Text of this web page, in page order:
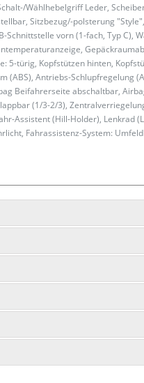
Wählhebelgriff Leder,
Sitzbezug/-polsterung
Schnittstelle vorn (1-fach, Typ C),
5-türig, Kopfstützen hinten,
(ABS), Antriebs-Schlupfregelung
Beifahrerseite abschaltbar,
(1/3-2/3),
Assistent (Hill-Holder), Lenkrad
Fahrassistenz-System: